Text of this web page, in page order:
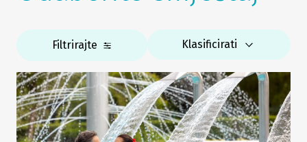
Filtrirajte Klasificirati